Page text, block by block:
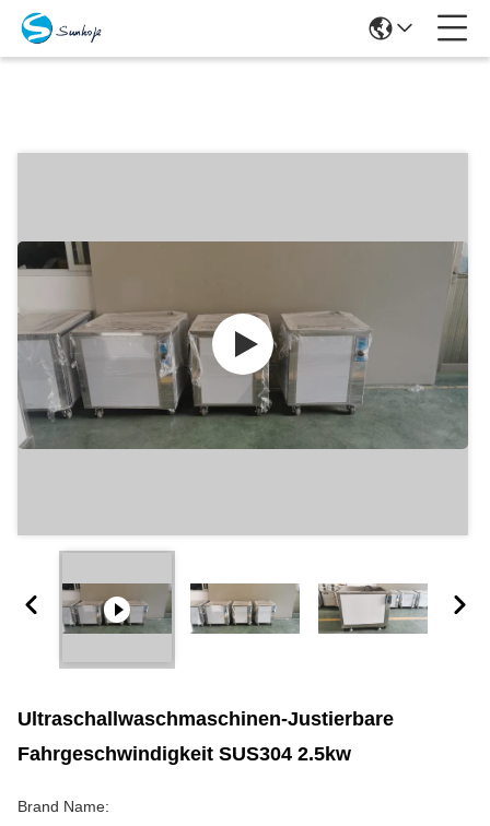
Ultraschallwaschmaschinen-Justierbare
Fahrgeschwindigkeit SUS304 2.5kw
Brand Name: